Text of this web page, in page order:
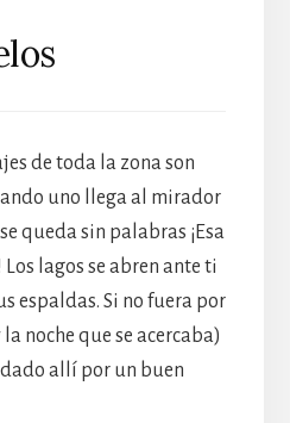
de toda la zona son
uno llega al mirador
queda sin palabras ¡Esa
lagos se abren ante ti
espaldas. Si no fuera por
noche que se acercaba)
allí por un buen